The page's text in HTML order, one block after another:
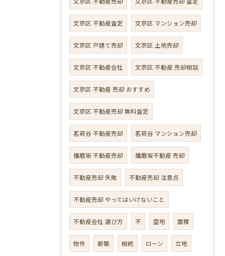
文京区 不動産査定 文京区 マンション売却
文京区 戸建て売却 文京区 土地売却
文京区 不動産会社 文京区 不動産 売却相談
文京区 不動産 売却 おすすめ
文京区 不動産売却 無料査定
茗荷谷 不動産売却 茗荷谷 マンション売却
播磨坂 不動産売却 播磨坂不動産 売却
不動産売却 失敗 不動産売却 注意点
不動産売却 やってはいけないこと
不動産会社 選び方 不 空地 面積
物件 新築 相続 ローン 立地